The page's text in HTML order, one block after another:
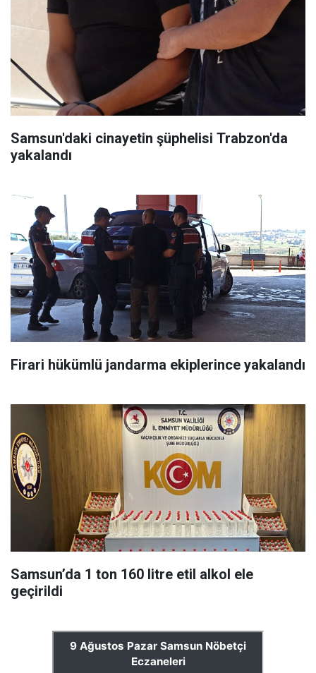
Samsun'daki cinayetin şüphelisi Trabzon'da
yakalandı
Firari hükümlü jandarma ekiplerince yakalandı
Samsun’da 1 ton 160 litre etil alkol ele
geçirildi